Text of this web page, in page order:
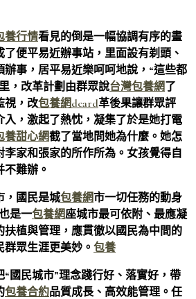
養行情看見的倒是一幅協調有序的畫
便平易近辦事站，里面設有剃頭、
事，居平易近樂呵呵地說，“這些都
，改革計劃由群眾說台灣包養網了
視，改包養網dcard革後果讓群眾評
入，激起了熱忱，凝集了於是她打電
養甜心網截了當地問她為什麼。她怎
李家和張家的所作所為。女孩覺得自
難辦。
，國民是城包養網市一切任務的動身
是一包養網座城市最可依附、最應凝
扶植與管理，應貫徹以國民為中間的
眾生涯更美妙。 包養
國民城市”理念踐行好、落實好，帶
包養合約品質成長、高效能管理。任